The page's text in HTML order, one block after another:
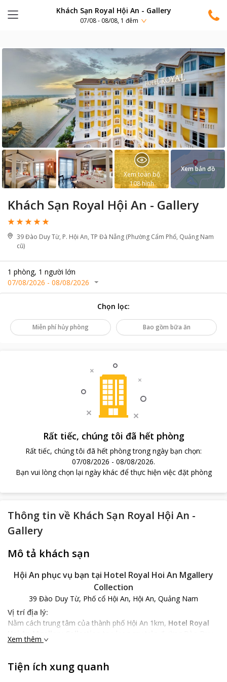
Khách Sạn Royal Hội An - Gallery
07/08 - 08/08, 1 đêm
Khách Sạn Royal Hội An - Gallery
39 Đào Duy Từ, P. Hội An, TP Đà Nẵng (Phường Cẩm Phổ, Quảng Nam
cũ)
1 phòng, 1 người lớn
07/08/2026 - 08/08/2026
Xem toàn bộ
108hình
Xem bản đồ
Chọn lọc:
Miễn phí hủy phòng Bao gồm bữa ăn
Rất tiếc, chúng tôi đã hết phòng
Rất tiếc, chúng tôi đã hết phòng trong ngày bạn chọn:
07/08/2026 - 08/08/2026.
Bạn vui lòng chọn lại ngày khác để thực hiện việc đặt phòng
Thông tin về Khách Sạn Royal Hội An -
Gallery
Mô tả khách sạn
Hội An phục vụ bạn tại Hotel Royal Hoi An Mgallery
Collection
39 Đào Duy Từ, Phố cổ Hội An, Hội An, Quảng Nam
Vị trí địa lý:
Nằm cách trung tâm của thành phố Hội An 1km, Hotel Royal
Từ, một vị trí lý tưởng mang những đặc điểm thuận lợi nhất để
nhanh chóng mà hiệu quả.
Xem thêm
Tiện ích xung quanh